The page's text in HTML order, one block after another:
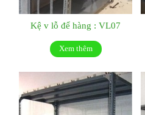
Kệ v lỗ để hàng : VL07
Xem thêm